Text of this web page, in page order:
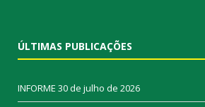
ÚLTIMAS PUBLICAÇÕES
INFORME 30 de julho de 2026